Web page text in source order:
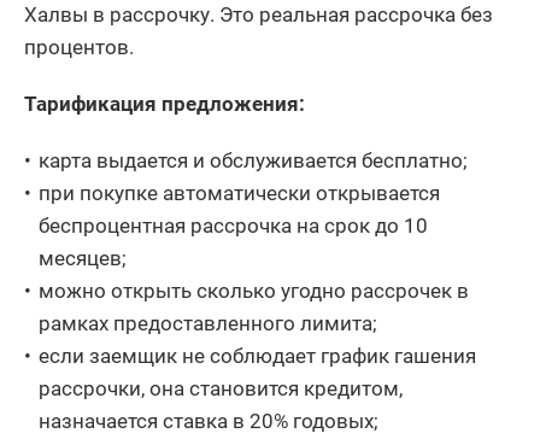
Халвы в рассрочку. Это реальная рассрочка без
процентов.
Тарификация предложения:
карта выдается и обслуживается бесплатно;
при покупке автоматически открывается
беспроцентная рассрочка на срок до 10
месяцев;
можно открыть сколько угодно рассрочек в
рамках предоставленного лимита;
если заемщик не соблюдает график гашения
рассрочки, она становится кредитом,
назначается ставка в 20% годовых;